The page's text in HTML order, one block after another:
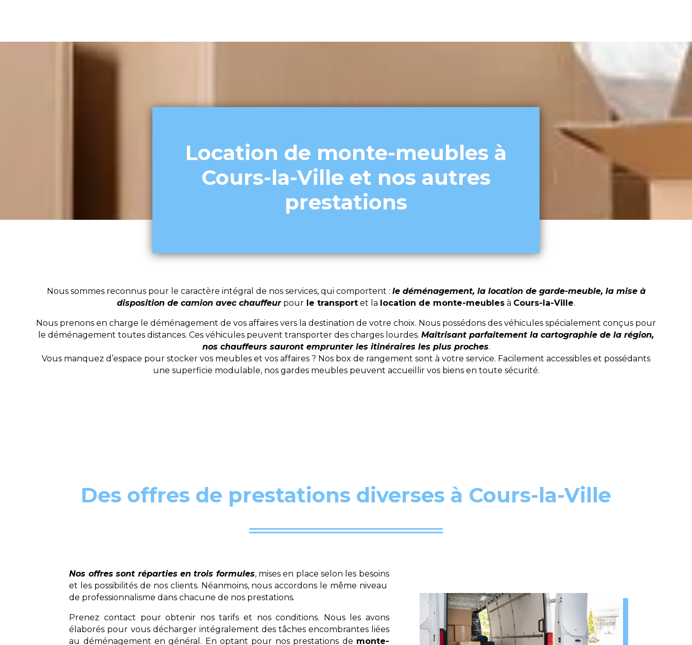
Location de monte-meubles à
Cours-la-Ville et nos autres
prestations
Nous sommes reconnus pour le caractère intégral de nos services, qui comportent : le déménagement, la location de garde-meuble, la mise à
disposition de camion avec chauffeurpour le transport et la location de monte-meubles à Cours-la-Ville.
Nous prenons en charge le déménagement de vos affaires vers la destination de votre choix. Nous possédons des véhicules spécialement conçus pour
le déménagement toutes distances. Ces véhicules peuvent transporter des charges lourdes. Maîtrisant parfaitement la cartographie de la région,
nos chauffeurs sauront emprunter les itinéraires les plus proches.
Vous manquez d’espace pour stocker vos meubles et vos affaires ? Nos box de rangement sont à votre service. Facilement accessibles et possédants
une superficie modulable, nos gardes meubles peuvent accueillir vos biens en toute sécurité.
Des offres de prestations diverses à Cours-la-Ville
Nos offres sont réparties en trois formules, mises en place selon les besoins
et les possibilités de nos clients. Néanmoins, nous accordons le même niveau
de professionnalisme dans chacune de nos prestations.
Prenez contact pour obtenir nos tarifs et nos conditions. Nous les avons
élaborés pour vous décharger intégralement des tâches encombrantes liées
au déménagement en général. En optant pour nos prestations de monte-